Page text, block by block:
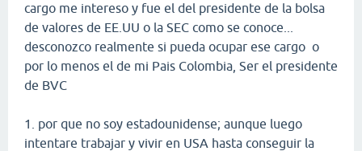
cargo me intereso y fue el del presidente de la bolsa
de valores de EE.UU o la SEC como se conoce...
desconozco realmente si pueda ocupar ese cargo o
por lo menos el de mi Pais Colombia, Ser el presidente
de BVC
1. por que no soy estadounidense; aunque luego
intentare trabajar y vivir en USA hasta conseguir la